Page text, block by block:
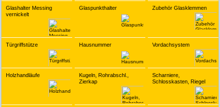
Glashalter Messing
vernickelt
Glaspunkthalter Zubehör Glasklemmen
Türgriffstütze Hausnummer Vordachsystem
Holzhandläufe
Kugeln, Rohrabschl.,
Zierkap
Scharniere,
Schlosskasten, Riegel